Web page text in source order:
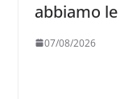
abbiamo
07/08/2026